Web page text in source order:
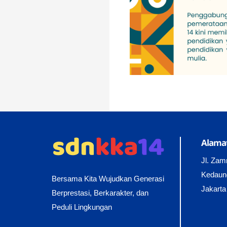
Bersama Kita Wujudkan Generasi
Berprestasi, Berkarakter, dan
Peduli Lingkungan
Jl.